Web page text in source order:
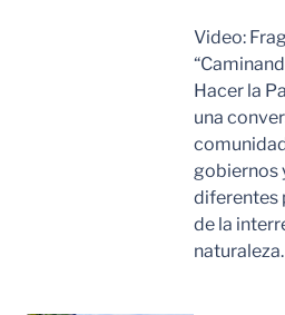
Video:
Hacer la
una
gobiernos
diferentes
de la
naturaleza.